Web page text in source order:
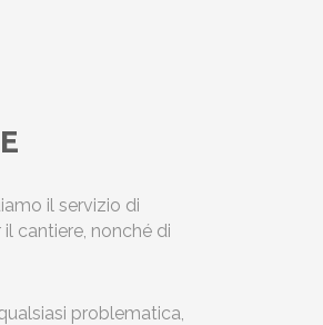
il servizio di
cantiere, nonché di
problematica,